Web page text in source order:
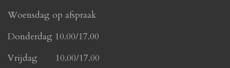
Woensdag op afspraak
Donderdag 10.00/17.00
Vrijdag 10.00/17.00